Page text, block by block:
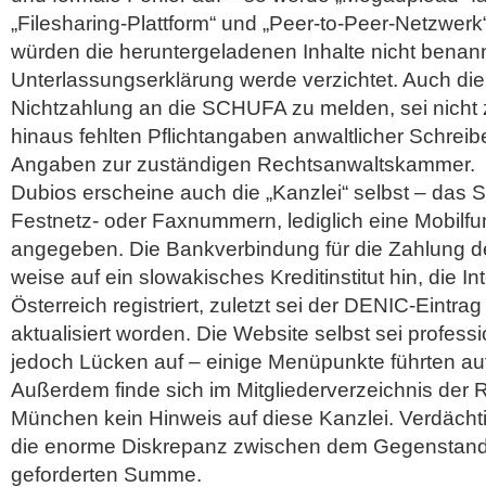
„Filesharing-Plattform“ und „Peer-to-Peer-
würden die heruntergeladenen Inhalte nicht
Unterlassungserklärung werde verzichtet. Auch
Nichtzahlung an die SCHUFA zu melden, sei nicht
hinaus fehlten Pflichtangaben anwaltlicher
Angaben zur zuständigen Rechtsanwaltskammer.
Dubios erscheine auch die „Kanzlei“ selbst – das
Festnetz- oder Faxnummern, lediglich eine
angegeben. Die Bankverbindung für die Zahlung
weise auf ein slowakisches Kreditinstitut hin, die
Österreich registriert, zuletzt sei der DENIC-
aktualisiert worden. Die Website selbst sei
jedoch Lücken auf – einige Menüpunkte führten
Außerdem finde sich im Mitgliederverzeichnis der
München kein Hinweis auf diese Kanzlei.
die enorme Diskrepanz zwischen dem
geforderten Summe.